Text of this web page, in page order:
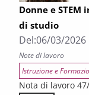
Donne e STEM
di studio
Del:06/03/2026
Note di lavoro
Istruzione e
Nota di lavoro